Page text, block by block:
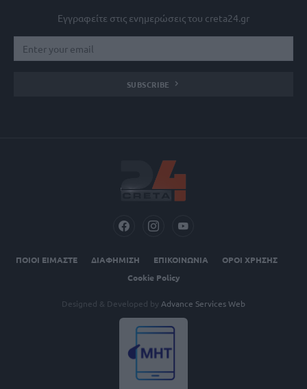
Εγγραφείτε στις ενημερώσεις του creta24.gr
SUBSCRIBE
ΠΟΙΟΙ ΕΙΜΑΣΤΕ ΔΙΑΦΗΜΙΣΗ ΕΠΙΚΟΙΝΩΝΙΑ
ΟΡΟΙ ΧΡΗΣΗΣ
Cookie Policy
Designed & Developed by Advance Services Web